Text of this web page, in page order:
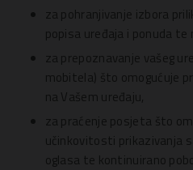
za pohranjivanje izbora
popisa uređaja i ponuda te
za prepoznavanje vašeg
mobitela) što omogućuje
na Vašem uređaju,
za praćenje posjeta što
učinkovitosti prikazivanja
oglasa te kontinuirano